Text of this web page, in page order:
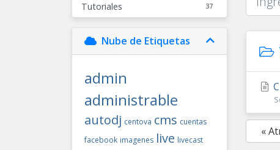
37
Tutoriales
Nube de Etiquetas
admin
administrable
autodj centova cms cuentas
facebook imagenes live livecast
«